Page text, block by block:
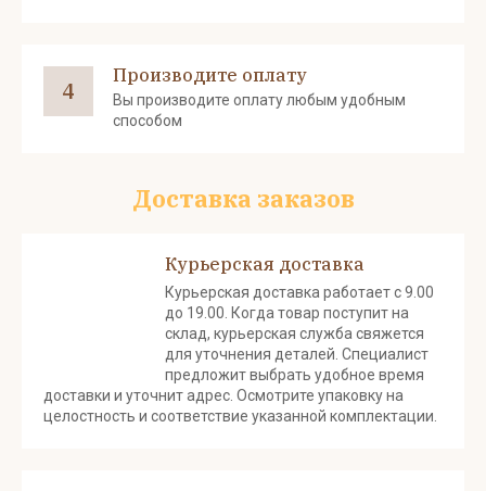
4
Производите оплату
Вы производите оплату любым удобным
способом
Доставка заказов
Курьерская доставка
Курьерская доставка работает с 9.00
до 19.00. Когда товар поступит на
склад, курьерская служба свяжется
для уточнения деталей. Специалист
предложит выбрать удобное время
доставки и уточнит адрес. Осмотрите упаковку на
целостность и соответствие указанной комплектации.